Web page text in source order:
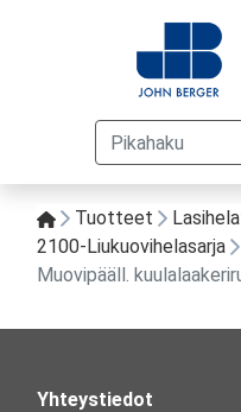
Tuotteet
2100-Liukuovihelasarja
Muovipääll.
Yhteystiedot